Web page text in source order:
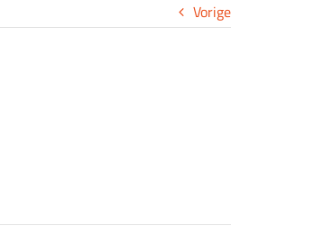
Vorige